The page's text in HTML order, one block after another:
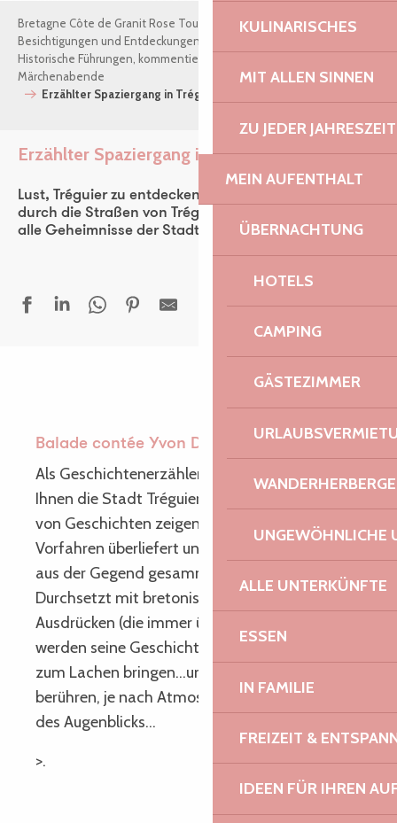
KULINARISCHES
MIT ALLEN SINNEN
ZU JEDER JAHRESZEIT
MEIN AUFENTHALT
ÜBERNACHTUNG
HOTELS
CAMPING
GÄSTEZIMMER
UNGEWÖHNLICHE
ALLE UNTERKÜNFTE
ESSEN
IN FAMILIE
FREIZEIT &
IDEEN FÜR IHREN
Bretagne Côte de Granit Rose Tourismus
Mein Aufenthalt
Besichtigungen und Entdeckungen
Historische Führungen, kommentierte Spaziergänge und
Märchenabende
Erzählter Spaziergang in Tréguier
Erzählter Spaziergang in Tréguier
Lust, Tréguier zu entdecken? Folgen Sie Yvon Dagorn
durch die Straßen von Tréguier und entdecken Sie
alle Geheimnisse der Stadt!
Balade contée Yvon Dagorn à Tréguier
Als Geschichtenerzähler seit 1992 wird Yvon
Ihnen die Stadt Tréguier am Abend anhand
von Geschichten zeigen, die von seinen
Vorfahren überliefert und von Persönlichkeiten
aus der Gegend gesammelt wurden.
Durchsetzt mit bretonischen Wörtern oder
Ausdrücken (die immer übersetzt werden)
werden seine Geschichten Sie erschrecken,
zum Lachen bringen…und manchmal sogar
berühren, je nach Atmosphäre und Stimmung
des Augenblicks…
>.